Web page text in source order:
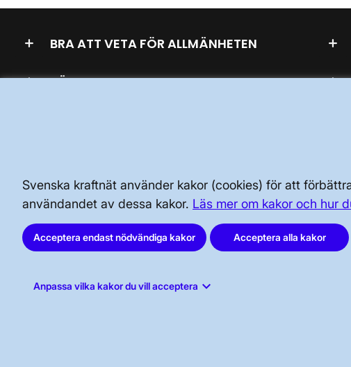
Svenska kraftnät använder kakor (cookies) för att
användandet av dessa kakor. Läs mer om kakor och hur
Acceptera endast nödvändiga kakor Acceptera alla kakor
Anpassa vilka kakor du vill acceptera keyboard_arrow_down
BRA ATT VETA FÖR ALLMÄNHETEN
SÄKERHET OCH BEREDSKAP
Sundbyberg